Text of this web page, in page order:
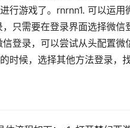
行游戏了。rnrnn1. 可以运用
只需要在登录界面选择微信
登录，可以尝试从头配置微
候，选择其他方法登录，